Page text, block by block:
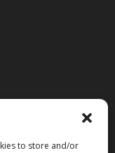
to store and/or